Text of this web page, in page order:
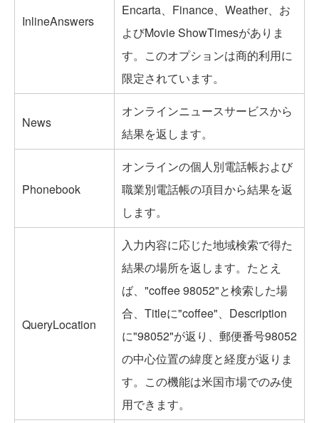
InlineAnswers
Encarta、Finance、Weather、お
よびMovie ShowTimesがありま
す。このオプションは商的利用に
限定されています。
News
オンラインニュースサービスから
結果を返します。
Phonebook
オンラインの個人別電話帳および
職業別電話帳の項目から結果を返
します。
QueryLocation
入力内容に応じた地域検索で得た
結果の場所を返します。たとえ
ば、"coffee 98052"と検索した場
合、Titleに"coffee"、Description
に"98052"が返り、郵便番号98052
の中心位置の緯度と経度が返りま
す。この機能は米国市場でのみ使
用できます。